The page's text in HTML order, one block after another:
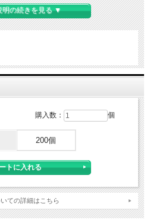
ヴェール)、赤ピーマン、ケール、ほうれん
タス、セロリ、
もぎ、チンゲンサイ、カリフラワー、クレソ
あしたば、はくさい、なす、 グリーンピ
ルシウム 59mg、
シウム 34mg、亜鉛 0.4mg、ビタミンE
130μg、
5.3g、(リコピン 15mg)、
の続きを見る ▼
購入数： 個
200個
ての詳細はこちら